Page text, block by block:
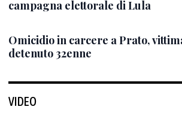
campagna elettorale di Lula
Omicidio in carcere a Prato,
detenuto 32enne
VIDEO